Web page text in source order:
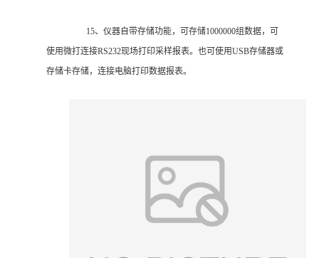
15、仪器自带存储功能，可存储1000000组数据，可
使用微打连接RS232现场打印采样报表。也可使用USB存储器或
存储卡存储，连接电脑打印数据报表。